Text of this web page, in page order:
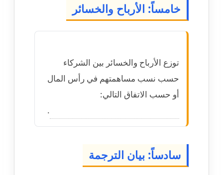
خامساً: الأرباح والخسائر
توزع الأرباح والخسائر بين الشركاء
حسب نسب مساهمتهم في رأس المال
أو حسب الاتفاق التالي:
.
سادساً: بيان الترجمة